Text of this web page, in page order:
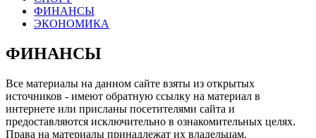
ФИНАНСЫ
ЭКОНОМИКА
ФИНАНСЫ
Все материалы на данном сайте взяты из открытых
источников - имеют обратную ссылку на материал в
интернете или присланы посетителями сайта и
предоставляются исключительно в ознакомительных целях.
Права на материалы принадлежат их владельцам.